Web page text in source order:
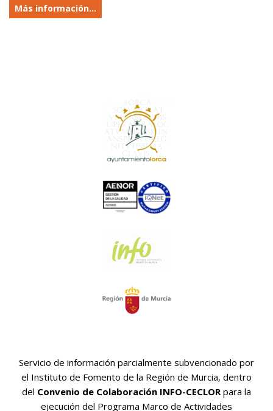
Más información…
Servicio de información parcialmente subvencionado por
el Instituto de Fomento de la Región de Murcia, dentro
del Convenio de Colaboración INFO-CECLOR para la
ejecución del Programa Marco de Actividades